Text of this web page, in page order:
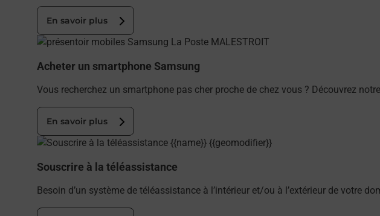
En savoir plus
En savoir plus
Acheter un smartphone Samsung
Vous recherchez un smartphone pas cher proche de chez vous ? Découvrez
En savoir plus
En savoir plus
Souscrire à la téléassistance
Besoin d’un système de téléassistance à l’intérieur et/ou à l’extérieur de votre